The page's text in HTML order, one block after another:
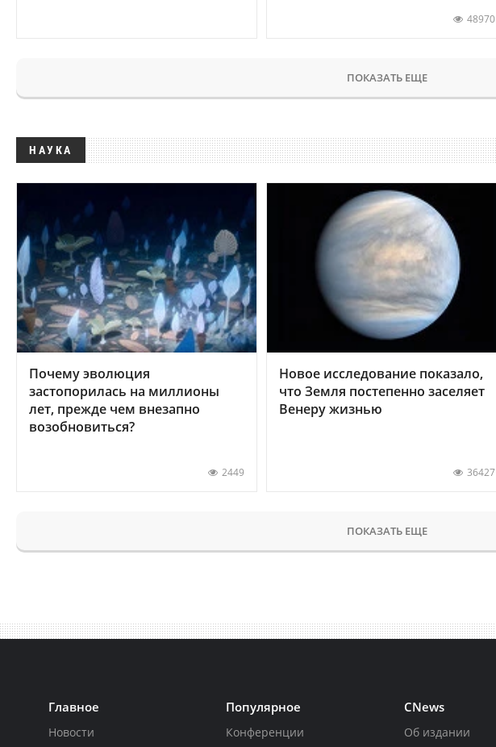
48970
ПОКАЗАТЬ ЕЩЕ
НАУКА
Почему эволюция
застопорилась на миллионы
лет, прежде чем внезапно
возобновиться?
2449
Новое исследование показало,
что Земля постепенно заселяет
Венеру жизнью
36427
ПОКАЗАТЬ ЕЩЕ
Главное
Новости
Популярное
Конференции
CNews
Об издании